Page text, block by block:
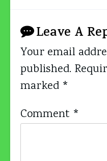
Leave A
Your email
published.
marked *
Comment *